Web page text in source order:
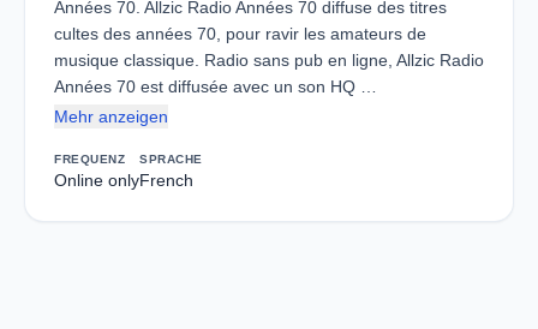
Années 70. Allzic Radio Années 70 diffuse des titres
cultes des années 70, pour ravir les amateurs de
musique classique. Radio sans pub en ligne, Allzic Radio
Années 70 est diffusée avec un son HQ …
Mehr anzeigen
FREQUENZ
Online only
SPRACHE
French